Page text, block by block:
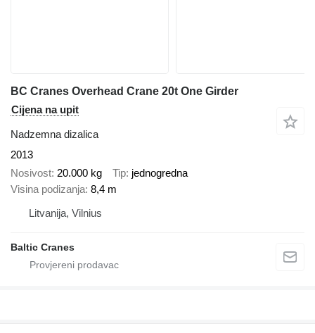
BC Cranes Overhead Crane 20t One Girder
Cijena na upit
Nadzemna dizalica
2013
Nosivost 20.000 kg Tip jednogredna
Visina podizanja 8,4 m
Litvanija, Vilnius
Baltic Cranes